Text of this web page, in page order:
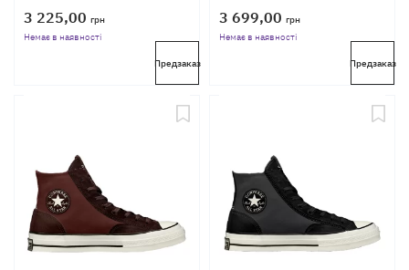
3 225,00 грн
Немає в наявності
Предзаказ
3 699,00 грн
Немає в наявності
Предзаказ